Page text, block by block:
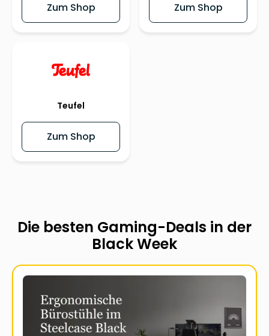
Zum Shop Zum Shop
Teufel
Zum Shop
Die besten Gaming-Deals in der
Black Week